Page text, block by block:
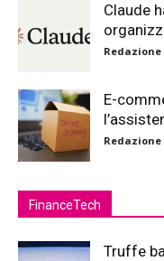
Claude
Redazione
E-
Redazione
FinanceTech
Truffe